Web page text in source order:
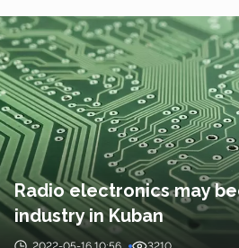
Radio electronics may
industry in Kuban